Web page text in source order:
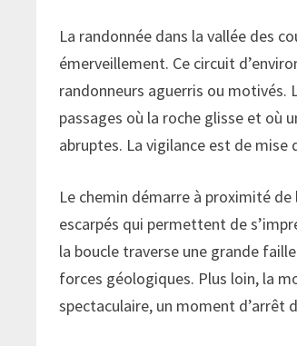
La randonnée dans la vallée des
émerveillement. Ce circuit
randonneurs aguerris ou
passages où la roche glisse et où
abruptes. La vigilance est de mise
Le chemin démarre à proximité de
escarpés qui permettent de
la boucle traverse une grande
forces géologiques. Plus loin, la
spectaculaire, un moment d’arrêt